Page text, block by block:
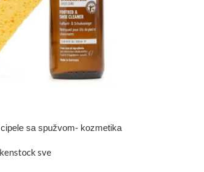
sa spužvom- kozmetika
sve